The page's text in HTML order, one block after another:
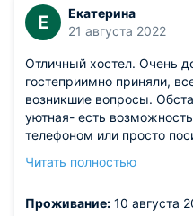
Е
Екатерина
21 августа 2022
Отличный хостел. Очень
гостеприимно приняли,
возникшие вопросы.
уютная- есть
телефоном или просто
целом тихо, ночью никах
хостеле.
Читать полностью
Проживание: 10 августа